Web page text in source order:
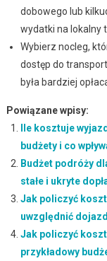
dobowego lub
wydatki na lokalny
Wybierz nocleg,
dostęp do
była bardziej
Powiązane wpisy:
Ile kosztuje
budżety i co
Budżet podróży
stałe i ukryte
Jak policzyć
uwzględnić
Jak policzyć
przykładowy